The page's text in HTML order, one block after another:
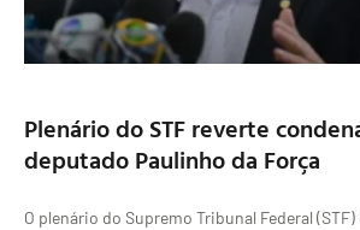
Plenário do STF reverte
deputado Paulinho da Força
O plenário do Supremo Tribunal Federal